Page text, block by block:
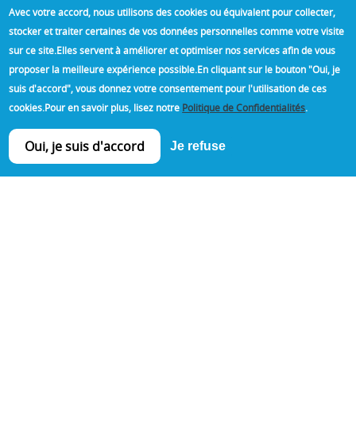
En savoir plus >>
Avec votre accord, nous utilisons des cookies ou équivalent pour collecter,
stocker et traiter certaines de vos données personnelles comme votre visite
sur ce site.Elles servent à améliorer et optimiser nos services afin de vous
proposer la meilleure expérience possible.En cliquant sur le bouton "Oui, je
suis d'accord", vous donnez votre consentement pour l'utilisation de ces
cookies.Pour en savoir plus, lisez notre Politique de Confidentialités.
Oui, je suis d'accord Je refuse